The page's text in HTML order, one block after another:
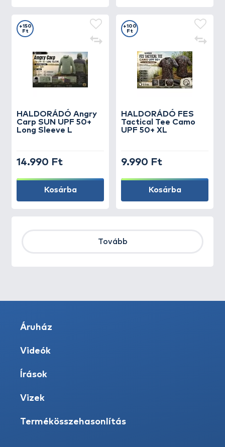
HALDORÁDÓ Angry
Carp SUN UPF 50+
Long Sleeve L
+150
Ft
14.990 Ft
Kosárba
HALDORÁDÓ FES
Tactical Tee Camo
UPF 50+ XL
+100
Ft
9.990 Ft
Kosárba
Tovább
Áruház
Videók
Írások
Vizek
Termékösszehasonlítás